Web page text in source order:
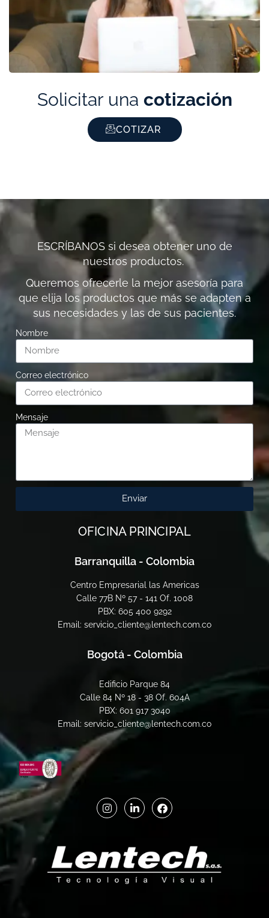
Solicitar una cotización
COTIZAR
ESCRÍBANOS si desea obtener uno de
nuestros productos.
Queremos ofrecerle la mejor asesoría para
que elija los productos que más se adapten a
sus necesidades y las de sus pacientes.
Nombre
Correo electrónico
Mensaje
Enviar
OFICINA PRINCIPAL
Barranquilla - Colombia
Centro Empresarial las Americas
Calle 77B Nº 57 - 141 Of. 1008
PBX: 605 400 9292
Email: servicio_cliente@lentech.com.co
Bogotá - Colombia
Edificio Parque 84
Calle 84 Nº 18 - 38 Of. 604A
PBX: 601 917 3040
Email: servicio_cliente@lentech.com.co